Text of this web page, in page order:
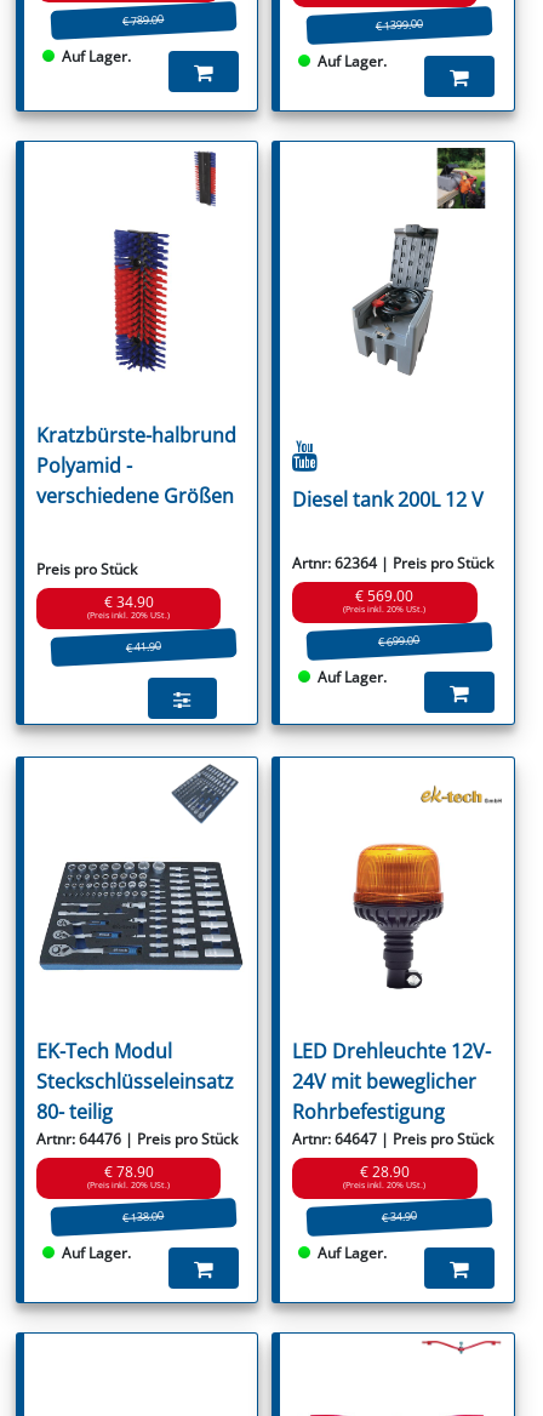
€ 789.00
Auf Lager.
€ 1399.00
Auf Lager.
Kratzbürste-halbrund
Polyamid -
verschiedene Größen
Preis pro Stück
€ 34.90
(Preis inkl. 20% USt.)
€ 41.90
Diesel tank 200L 12 V
Artnr: 62364 | Preis pro Stück
€ 569.00
(Preis inkl. 20% USt.)
€ 699.00
Auf Lager.
EK-Tech Modul
Steckschlüsseleinsatz
80- teilig
Artnr: 64476 | Preis pro Stück
€ 78.90
(Preis inkl. 20% USt.)
€ 138.00
Auf Lager.
LED Drehleuchte 12V-
24V mit beweglicher
Rohrbefestigung
Artnr: 64647 | Preis pro Stück
€ 28.90
(Preis inkl. 20% USt.)
€ 34.90
Auf Lager.